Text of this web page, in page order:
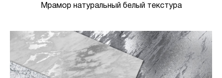
Мрамор натуральный белый текстура